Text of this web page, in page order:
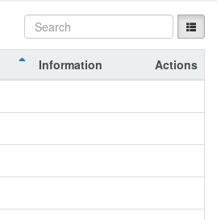
Information
Actions